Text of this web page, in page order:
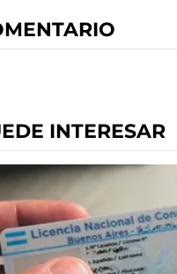
INTERESAR